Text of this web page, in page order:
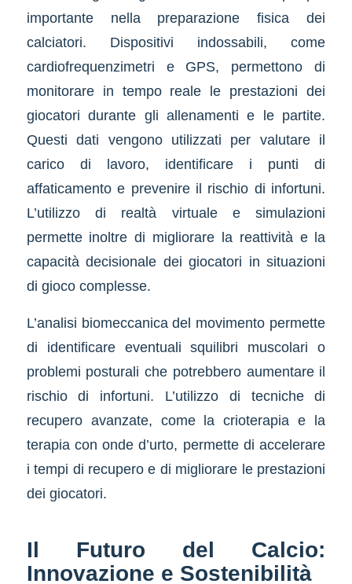
importante nella preparazione fisica dei
calciatori. Dispositivi indossabili, come
cardiofrequenzimetri e GPS, permettono di
monitorare in tempo reale le prestazioni dei
giocatori durante gli allenamenti e le partite.
Questi dati vengono utilizzati per valutare il
carico di lavoro, identificare i punti di
affaticamento e prevenire il rischio di infortuni.
L’utilizzo di realtà virtuale e simulazioni
permette inoltre di migliorare la reattività e la
capacità decisionale dei giocatori in situazioni
di gioco complesse.
L’analisi biomeccanica del movimento permette
di identificare eventuali squilibri muscolari o
problemi posturali che potrebbero aumentare il
rischio di infortuni. L’utilizzo di tecniche di
recupero avanzate, come la crioterapia e la
terapia con onde d’urto, permette di accelerare
i tempi di recupero e di migliorare le prestazioni
dei giocatori.
Il Futuro del Calcio:
Innovazione e Sostenibilità